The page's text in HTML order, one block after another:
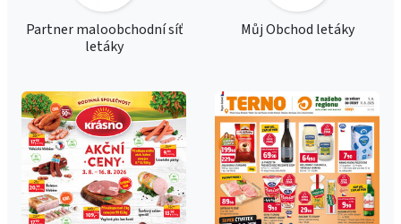
Partner maloobchodní síť
letáky
Můj Obchod letáky